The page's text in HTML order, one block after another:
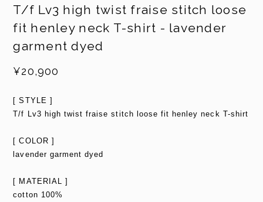
T/f Lv3 high twist fraise stitch loose
fit henley neck T-shirt - lavender
garment dyed
¥20,900
[ STYLE ]
T/f Lv3 high twist fraise stitch loose fit henley neck T-shirt
[ COLOR ]
lavender garment dyed
[ MATERIAL ]
cotton 100%